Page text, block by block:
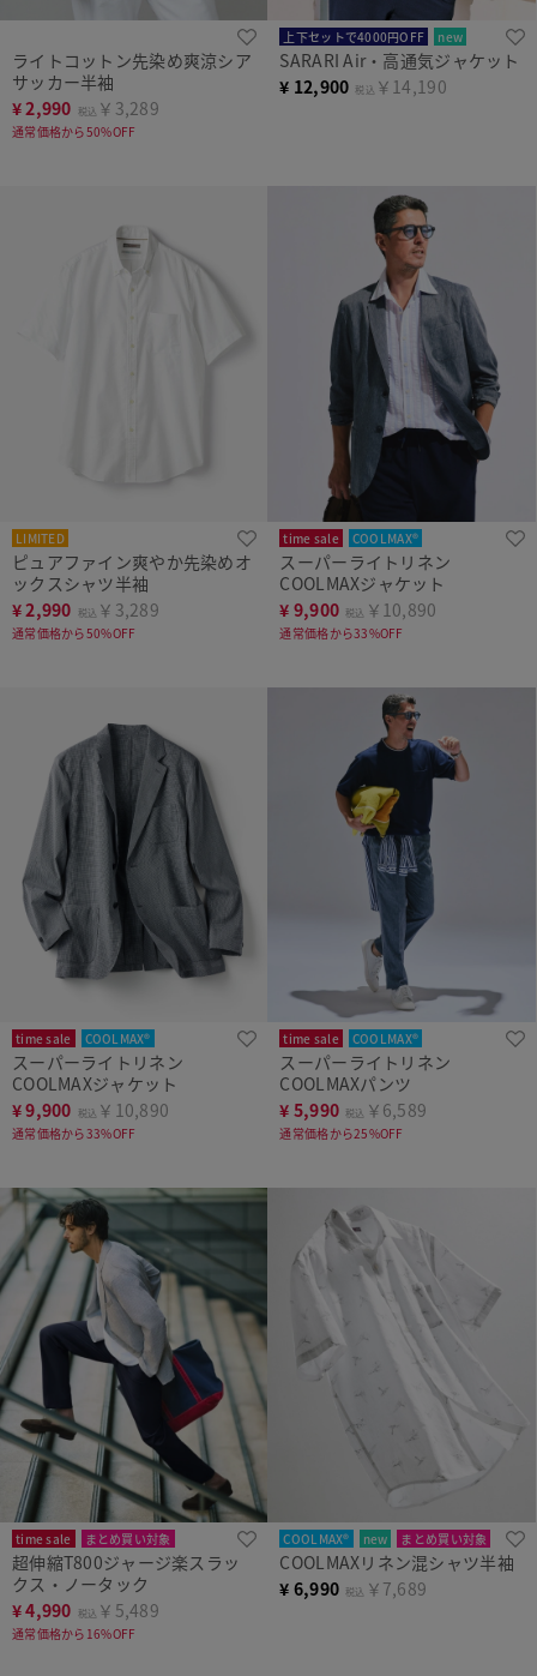
ライトコットン先染め爽涼シア
サッカー半袖
¥2,990 税込 ￥3,289
通常価格から50%OFF
上下セットで4000円OFF new
SARARI Air・高通気ジャケット
¥ 12,900 税込 ￥14,190
LIMITED
ピュアファイン爽やか先染めオ
ックスシャツ半袖
¥2,990 税込 ￥3,289
通常価格から50%OFF
time sale COOLMAX®
スーパーライトリネン
COOLMAXジャケット
¥ 9,900 税込 ￥10,890
通常価格から33%OFF
time sale COOLMAX®
スーパーライトリネン
COOLMAXジャケット
¥9,900 税込 ￥10,890
通常価格から33%OFF
time sale COOLMAX®
スーパーライトリネン
COOLMAXパンツ
¥ 5,990 税込 ￥6,589
通常価格から25%OFF
time sale まとめ買い対象
超伸縮T800ジャージ楽スラッ
クス・ノータック
¥4,990 税込 ￥5,489
通常価格から16%OFF
COOLMAX® new まとめ買い対象
COOLMAXリネン混シャツ半袖
¥ 6,990 税込 ￥7,689